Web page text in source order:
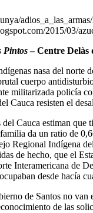
2015/03/
Pintos– Centre Delàs
nasa del norte
cuerpo
militarizada policía
Cauca resisten el
Cauca estiman
da un ratio de
Regional Indígena
de hecho, que el
Interamericana de
desde hacía
de Santos no
de las